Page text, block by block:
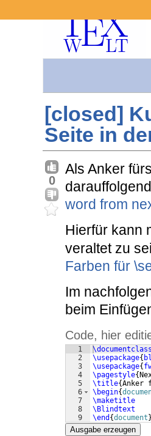
[closed]
Seite in
0
Als Anker
word from
Hierfür kann
veraltet zu
Farben für
Im
beim
Code, hier
1
2
3
4
5
6
7
8
9
\documentclass
\usepackage{
\usepackage{
\pagestyle{
\title{Anker
\begin{
\maketitle
\Blindtext
\end {document }
Ausgabe erzeugen